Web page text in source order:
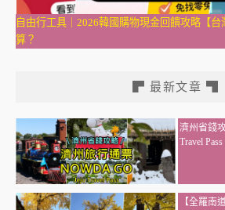
自由行工具｜2026韓國購物現金回饋攻略【台
算？
▛ 最新文章 ▜
濟州省錢
Travel
【全羅南